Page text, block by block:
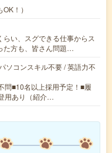
！）
らい、スグできる仕事からス
た方も、皆さん問題…
ソコンスキル不要 / 英語力不
問■10名以上採用予定！■履
用あり（紹介…